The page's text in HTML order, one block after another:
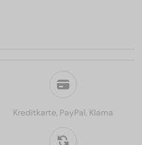
Kreditkarte, PayPal, Klarna